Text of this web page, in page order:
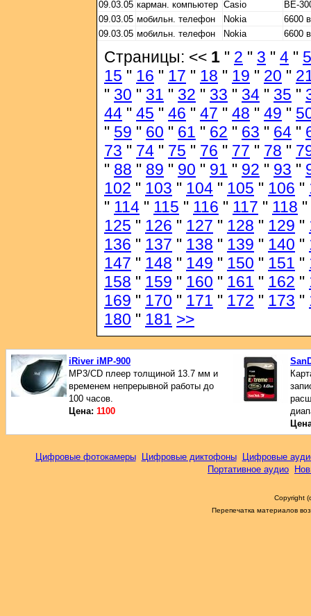
09.03.05 карман. компьютер Casio
BE-
09.03.05 мобильн. телефон Nokia
6600
09.03.05 мобильн. телефон Nokia 6600
Страницы: << 1 " 2 " 3 " 4 " 5
15 " 16 " 17 " 18 " 19 " 20 "
" 30 " 31 " 32 " 33 " 34 " 35 "
44 " 45 " 46 " 47 " 48 " 49 "
" 59 " 60 " 61 " 62 " 63 " 64 "
73 " 74 " 75 " 76 " 77 " 78 "
" 88 " 89 " 90 " 91 " 92 " 93 "
102 " 103 " 104 " 105 " 106 "
" 114 " 115 " 116 " 117 " 118 "
125 " 126 " 127 " 128 " 129 "
136 " 137 " 138 " 139 " 140 "
147 " 148 " 149 " 150 " 151 "
158 " 159 " 160 " 161 " 162 "
169 " 170 " 171 " 172 " 173 "
180 " 181 >>
iRiver iMP-900
МР3/CD плеер толщиной 13.7 мм и
временем непрерывной работы до
100 часов.
Цена: 1100
Цифровые фотокамеры Цифровые диктофоны
Цифровые
Портативное аудио
Copyright
Перепечатка материалов